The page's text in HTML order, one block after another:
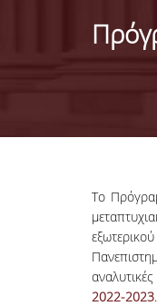
Το
2022-2023.